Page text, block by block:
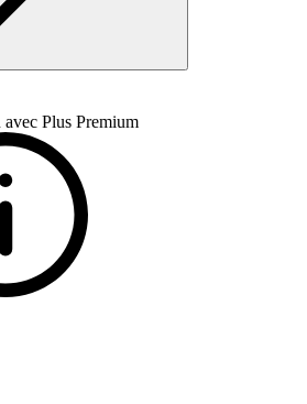
avec Plus Premium